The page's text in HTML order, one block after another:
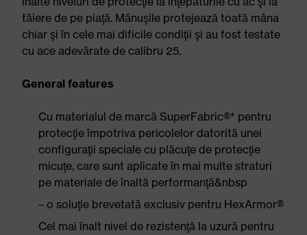
tăiere de pe piaţă. Mănuşile protejează toată mâna
chiar şi în cele mai dificile condiţii şi au fost testate
cu ace adevărate de calibru 25.
General features
Cu materialul de marcă SuperFabric®* pentru
protecţie împotriva pericolelor datorită unei
configuraţii speciale cu plăcuţe de protecţie
micuţe, care sunt aplicate în mai multe straturi
pe materiale de înaltă performanţă&nbsp
– o soluţie brevetată exclusiv pentru HexArmor®
Cel mai înalt nivel de rezistenţă la uzură pentru